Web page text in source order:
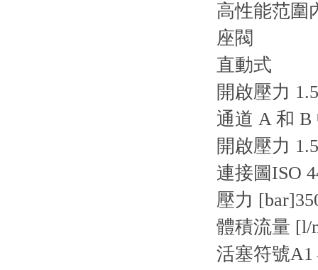
高性能范圍
座閥
直動式
開啟壓力
通道 A 和 B
開啟壓力
連接圖ISO
壓力 [bar]
體積流量 [l/
活塞符號